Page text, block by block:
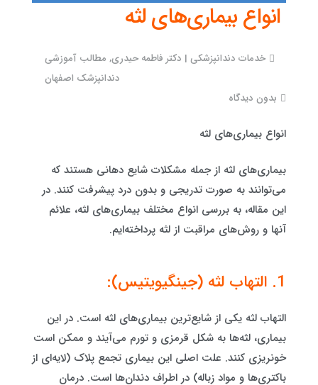
انواع بیماری‌های لثه
خدمات دندانپزشکی | دکتر فاطمه حیدری, مطالب آموزشی
دندانپزشک اصفهان
بدون دیدگاه
انواع بیماری‌های لثه
بیماری‌های لثه از جمله مشکلات شایع دهانی هستند که
می‌توانند به صورت تدریجی و بدون درد پیشرفت کنند. در
این مقاله، به بررسی انواع مختلف بیماری‌های لثه، علائم
آنها و روش‌های مراقبت از لثه پرداخته‌ایم.
1. التهاب لثه (جینگیویتیس):
التهاب لثه یکی از شایع‌ترین بیماری‌های لثه است. در این
بیماری، لثه‌ها به شکل قرمزی و تورم می‌آیند و ممکن است
خونریزی کنند. علت اصلی این بیماری تجمع پلاک (لایه‌ای از
باکتری‌ها و مواد زباله) در اطراف دندان‌ها است. درمان